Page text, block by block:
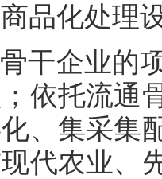
品化处理
干企业的
依托流通
、集采集
代农业、